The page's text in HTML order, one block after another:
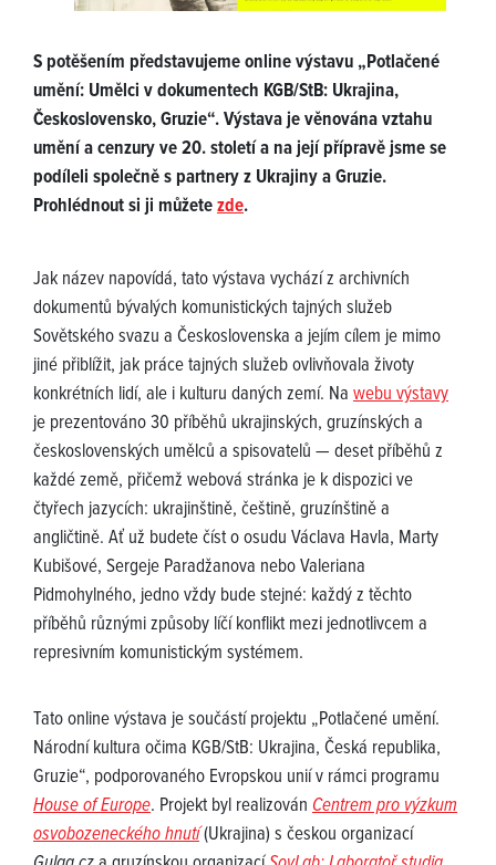
S potěšením představujeme online výstavu „Potlačené
umění: Umělci v dokumentech KGB/StB: Ukrajina,
Československo, Gruzie“. Výstava je věnována vztahu
umění a cenzury ve 20. století a na její přípravě jsme se
podíleli společně s partnery z Ukrajiny a Gruzie.
Prohlédnout si ji můžetezde.
Jak název napovídá, tato výstava vychází z archivních
dokumentů bývalých komunistických tajných služeb
Sovětského svazu a Československa a jejím cílem je mimo
jiné přiblížit, jak práce tajných služeb ovlivňovala životy
konkrétních lidí, ale i kulturu daných zemí. Na webu výstavy
je prezentováno 30 příběhů ukrajinských, gruzínských a
československých umělců a spisovatelů — deset příběhů z
každé země, přičemž webová stránka je k dispozici ve
čtyřech jazycích: ukrajinštině, češtině, gruzínštině a
angličtině. Ať už budete číst o osudu Václava Havla, Marty
Kubišové, Sergeje Paradžanova nebo Valeriana
Pidmohylného, jedno vždy bude stejné: každý z těchto
příběhů různými způsoby líčí konflikt mezi jednotlivcem a
represivním komunistickým systémem.
Tato online výstava je součástí projektu „Potlačené umění.
Národní kultura očima KGB/StB: Ukrajina, Česká republika,
Gruzie“, podporovaného Evropskou unií v rámci programu
House of Europe. Projekt byl realizován Centrem pro výzkum
osvobozeneckého hnutí(Ukrajina) s českou organizací